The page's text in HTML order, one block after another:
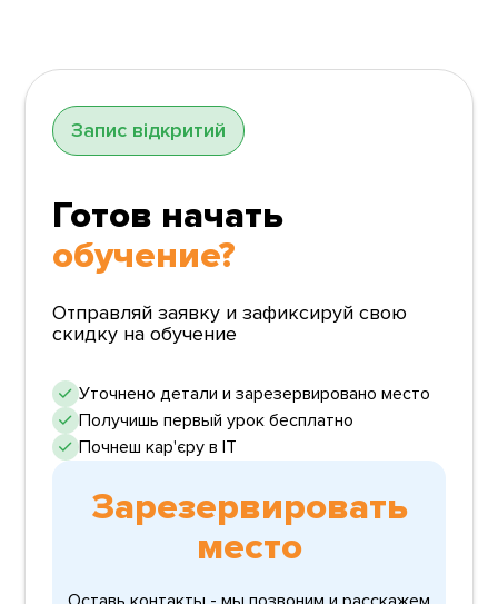
Запис відкритий
Готов начать
обучение?
Отправляй заявку и зафиксируй свою
скидку на обучение
Уточнено детали и зарезервировано место
Получишь первый урок бесплатно
Почнеш кар'єру в ІТ
Зарезервировать
место